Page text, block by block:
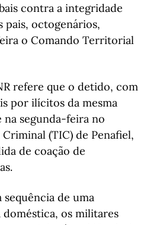
contra a integridade
pais, octogenários,
o Comando Territorial
refere que o detido, com
por ilícitos da mesma
segunda-feira no
(TIC) de Penafiel,
de coação de
sequência de uma
os militares